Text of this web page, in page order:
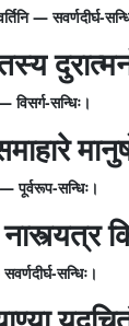
— सवर्णदीर्घ-
सन्धिः।
पूर्वरूप-सन्धिः।
सन्धिः।